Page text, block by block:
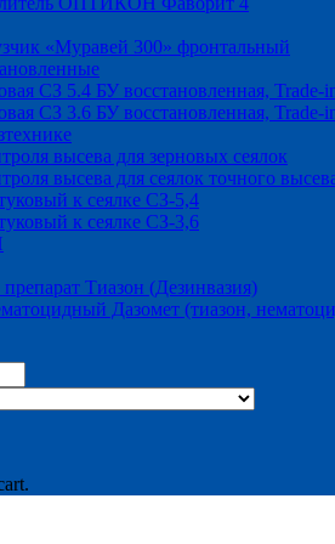
«Муравей 300» фронтальный
СЗ 5.4 БУ восстановленная, Trade-
СЗ 3.6 БУ восстановленная, Trade-
высева для зерновых сеялок
высева для сеялок точного
к сеялке СЗ-5,4
к сеялке СЗ-3,6
Тиазон (Дезинвазия)
Дазомет (тиазон,